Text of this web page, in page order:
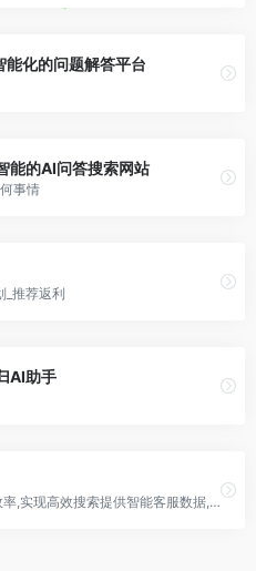
化的问题解答平台
能的AI问答搜索网站
事情
_推荐返利
AI助手
语音搜索,提升用户输入的效率,实现高效搜索提供智能客服数据,辅助在线客服更加高效l将人工智能装进口袋,让[…]